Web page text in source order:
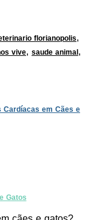
florianopolis,
vive, saude animal ,
Cardíacas em Cães e